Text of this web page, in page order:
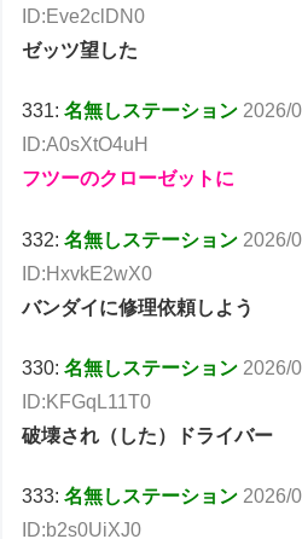
ID:Eve2clDN0
ゼッツ望した
331:名無しステーション 2026/
ID:A0sXtO4uH
フツーのクローゼットに
332:名無しステーション 2026/
ID:HxvkE2wX0
バンダイに修理依頼しよう
330:名無しステーション 2026/
ID:KFGqL11T0
破壊され（した）ドライバー
333:名無しステーション 2026/
ID:b2s0UiXJ0